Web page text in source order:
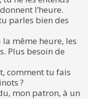
l’heure.
parles bien des
même heure, les
Plus besoin de
comment tu fais
?
mon patron, à un